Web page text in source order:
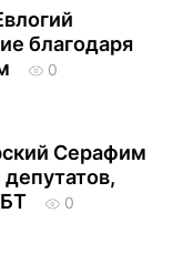
благодаря
0
Серафим
0